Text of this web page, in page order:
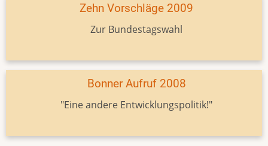
Zehn Vorschläge 2009
Zur Bundestagswahl
Bonner Aufruf 2008
"Eine andere Entwicklungspolitik!"